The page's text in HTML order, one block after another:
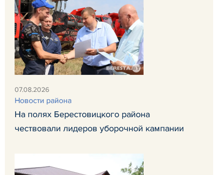
07.08.2026
Новости района
На полях Берестовицкого района
чествовали лидеров уборочной кампании